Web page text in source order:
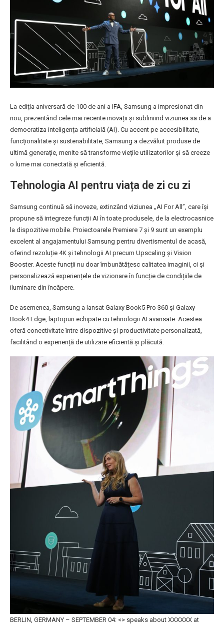
La ediția aniversară de 100 de ani a IFA, Samsung a impresionat din
nou, prezentând cele mai recente inovații și subliniind viziunea sa de a
democratiza inteligența artificială (AI). Cu accent pe accesibilitate,
funcționalitate și sustenabilitate, Samsung a dezvăluit produse de
ultimă generație, menite să transforme viețile utilizatorilor și să creeze
o lume mai conectată și eficientă.
Tehnologia AI pentru viața de zi cu zi
Samsung continuă să inoveze, extinzând viziunea „AI For All”, care își
propune să integreze funcții AI în toate produsele, de la electrocasnice
la dispozitive mobile. Proiectoarele Premiere 7 și 9 sunt un exemplu
excelent al angajamentului Samsung pentru divertismentul de acasă,
oferind rezoluție 4K și tehnologii AI precum Upscaling și Vision
Booster. Aceste funcții nu doar îmbunătățesc calitatea imaginii, ci și
personalizează experiențele de vizionare în funcție de condițiile de
iluminare din încăpere.
De asemenea, Samsung a lansat Galaxy Book5 Pro 360 și Galaxy
Book4 Edge, laptopuri echipate cu tehnologii AI avansate. Acestea
oferă conectivitate între dispozitive și productivitate personalizată,
facilitând o experiență de utilizare eficientă și plăcută.
BERLIN, GERMANY – SEPTEMBER 04: <> speaks about XXXXXX at